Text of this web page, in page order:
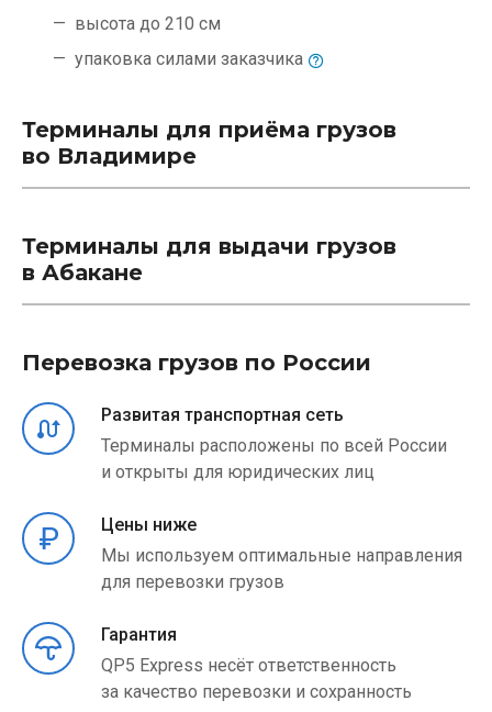
высота до 210 см
упаковка силами заказчика
Терминалы для приёма грузов
во Владимире
Терминалы для выдачи грузов
в Абакане
Перевозка грузов по России
Развитая транспортная сеть
Терминалы расположены по всей России
и открыты для юридических лиц
Цены ниже
Мы используем оптимальные направления
для перевозки грузов
Гарантия
QP5 Express несёт ответственность
за качество перевозки и сохранность